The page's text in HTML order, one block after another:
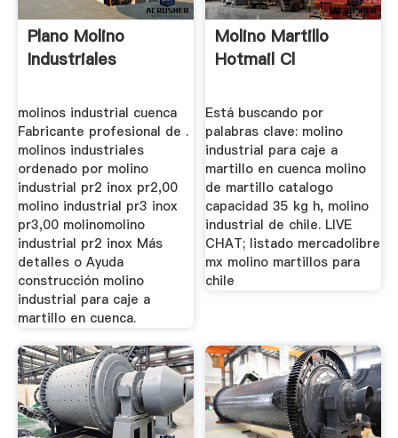
Plano Molino
Industriales
molinos industrial cuenca
Fabricante profesional de .
molinos industriales
ordenado por molino
industrial pr2 inox pr2,00
molino industrial pr3 inox
pr3,00 molinomolino
industrial pr2 inox Más
detalles o Ayuda
construcción molino
industrial para caje a
martillo en cuenca.
Molino Martillo
Hotmail Cl
Está buscando por
palabras clave: molino
industrial para caje a
martillo en cuenca molino
de martillo catalogo
capacidad 35 kg h, molino
industrial de chile. LIVE
CHAT; listado mercadolibre
mx molino martillos para
chile